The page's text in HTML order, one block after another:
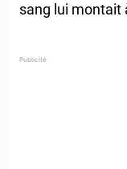
sang lui montait